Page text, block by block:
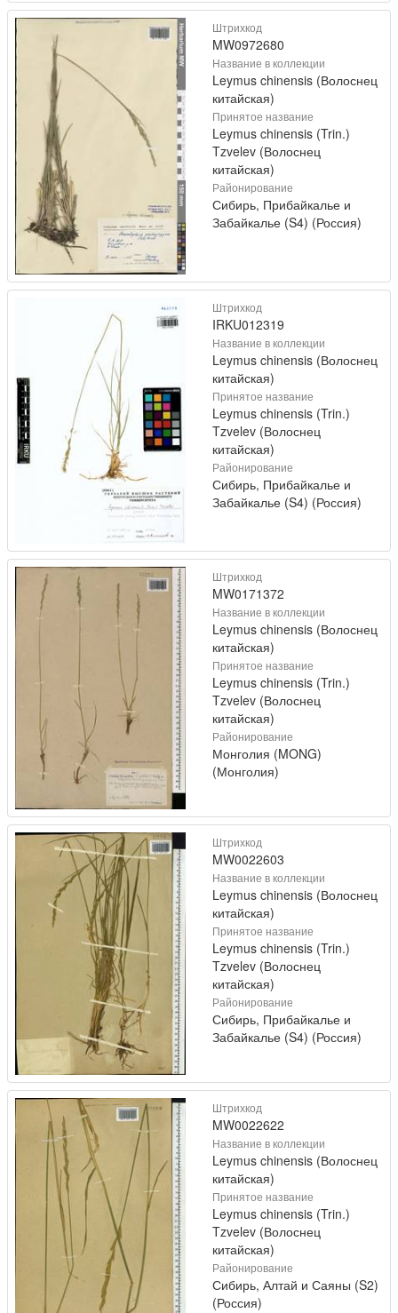
Штрихкод
MW0972680
Название в коллекции
Leymus chinensis (Волоснец
китайская)
Принятое название
Leymus chinensis (Trin.)
Tzvelev (Волоснец
китайская)
Районирование
Сибирь, Прибайкалье и
Забайкалье (S4) (Россия)
Штрихкод
IRKU012319
Название в коллекции
Leymus chinensis (Волоснец
китайская)
Принятое название
Leymus chinensis (Trin.)
Tzvelev (Волоснец
китайская)
Районирование
Сибирь, Прибайкалье и
Забайкалье (S4) (Россия)
Штрихкод
MW0171372
Название в коллекции
Leymus chinensis (Волоснец
китайская)
Принятое название
Leymus chinensis (Trin.)
Tzvelev (Волоснец
китайская)
Районирование
Монголия (MONG)
(Монголия)
Штрихкод
MW0022603
Название в коллекции
Leymus chinensis (Волоснец
китайская)
Принятое название
Leymus chinensis (Trin.)
Tzvelev (Волоснец
китайская)
Районирование
Сибирь, Прибайкалье и
Забайкалье (S4) (Россия)
Штрихкод
MW0022622
Название в коллекции
Leymus chinensis (Волоснец
китайская)
Принятое название
Leymus chinensis (Trin.)
Tzvelev (Волоснец
китайская)
Районирование
Сибирь, Алтай и Саяны (S2)
(Россия)